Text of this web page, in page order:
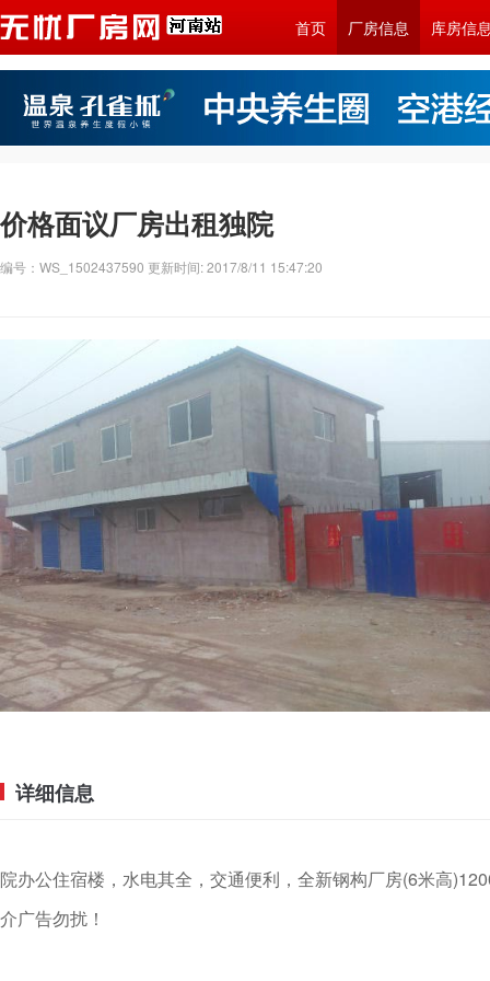
首页 厂房信息 库房信
价格面议厂房出租独院
编号：WS_1502437590 更新时间: 2017/8/11 15:47:20
详细信息
院办公住宿楼，水电其全，交通便利，全新钢构厂房(6米高
介广告勿扰！